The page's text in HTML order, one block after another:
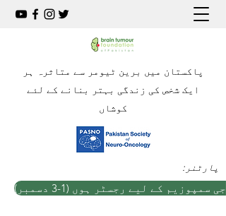
پاکستان میں برین ٹیومر سے متاثرہ ہر
ایک شخص کی زندگی بہتر بنانے کے لئے
کوشاں
:پارٹنر
کے لیے رجسٹر ہوں (1-3 دسمبر)